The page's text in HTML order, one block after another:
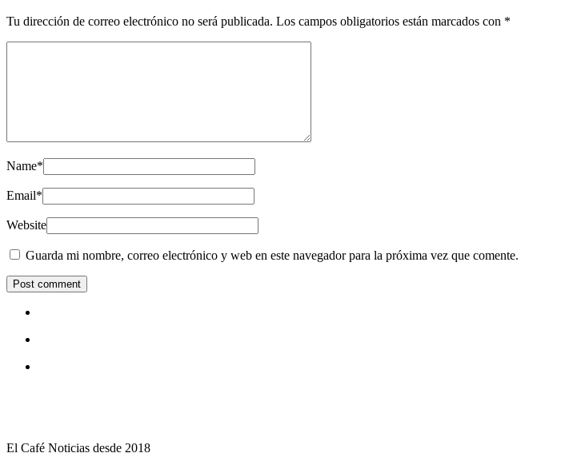
Tu dirección de correo electrónico no será publicada. Los campos obligatorios están marcados con *
Name*
Email*
Website
Guarda mi nombre, correo electrónico y web en este navegador para la próxima vez que comente.
El Café Noticias desde 2018